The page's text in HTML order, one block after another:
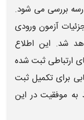
بررسی می شود.
آزمون ورودی
شد. این اطلاع
ارتباطی ثبت شده
برای تکمیل ثبت
به موفقیت در این